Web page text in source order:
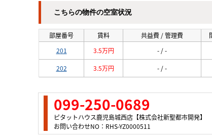
こちらの物件の空室状況
部屋番号 賃料 共益費 / 管理費
201
3.5万円 - / -
202 3.5万円 - / -
099-250-0689
ピタットハウス鹿児島城西店【株式会社新聖都市開発】
お問い合わせNO：RHS-YZ0000511